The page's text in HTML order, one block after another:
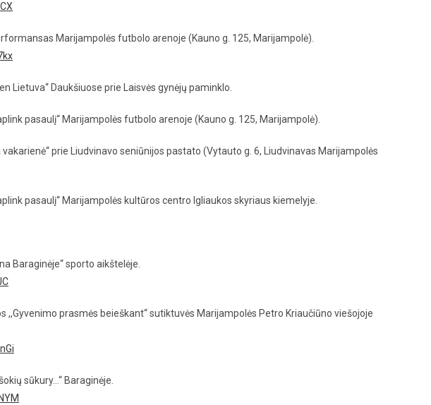
Marijampolės futbolo arenoje (Kauno g. 125, Marijampolė).
Lietuva‘‘ Daukšiuose prie Laisvės gynėjų paminklo.
pasaulį‘‘ Marijampolės futbolo arenoje (Kauno g. 125, Marijampolė).
vakarienė‘‘ prie Liudvinavo seniūnijos pastato (Vytauto g. 6, Liudvinavas Marijampolės
pasaulį‘‘ Marijampolės kultūros centro Igliaukos skyriaus kiemelyje.
Baraginėje‘‘ sporto aikštelėje.
,,Gyvenimo prasmės beieškant‘‘ sutiktuvės Marijampolės Petro Kriaučiūno viešojoje
sūkury…‘‘ Baraginėje.